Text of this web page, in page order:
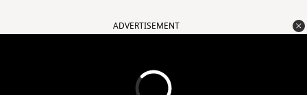
ADVERTISEMENT